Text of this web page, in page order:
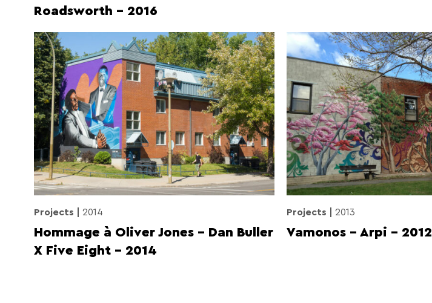
Roadsworth – 2016
Projects 2014
Hommage à Oliver Jones – Dan Buller
X Five Eight – 2014
Projects 2013
Vamonos – Arpi – 2012